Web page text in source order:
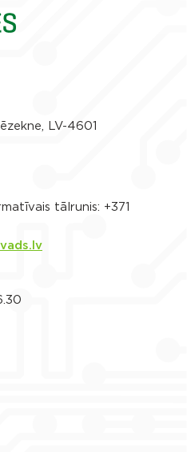
LV-4601
tālrunis: +371